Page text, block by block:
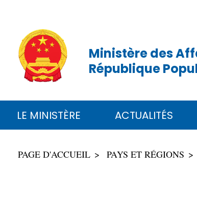
Ministère des
République
LE MINISTÈRE ACTUALITÉS
PAGE D'ACCUEIL PAYS ET RÉGIONS